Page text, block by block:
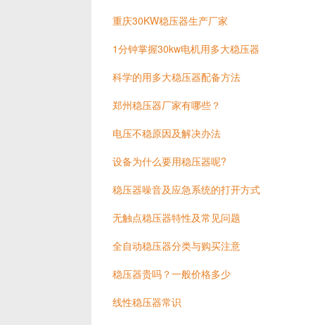
重庆30KW稳压器生产厂家
1分钟掌握30kw电机用多大稳压器
科学的用多大稳压器配备方法
郑州稳压器厂家有哪些？
电压不稳原因及解决办法
设备为什么要用稳压器呢?
稳压器噪音及应急系统的打开方式
无触点稳压器特性及常见问题
全自动稳压器分类与购买注意
稳压器贵吗？一般价格多少
线性稳压器常识